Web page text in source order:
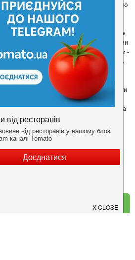
- любителів гарної їжі. З їх допомогою
створили Томато.
знайти цікаві місця неподалік.
з ресторанами - таким чином ми
інформації. Друга частина нашої команди -
своїми враженнями і допомагають
у виборі кращих місць.
Для них ми надаємо зручні інструменти
про себе - в результаті відвідувачі
а ресторан зможе зосередитися на
більше всього - смачній їжі.
про заклад?